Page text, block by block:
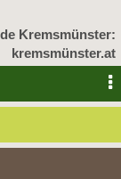
Kremsmünster:
kremsmünster.at